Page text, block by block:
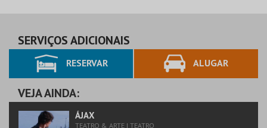
SERVIÇOS ADICIONAIS
RESERVAR ALUGAR
VEJA AINDA:
ÁJAX
TEATRO & ARTE | TEATRO